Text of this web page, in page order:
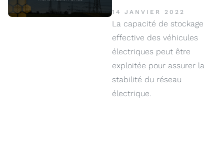
14 JANVIER 2022
La capacité de stockage
effective des véhicules
électriques peut être
exploitée pour assurer la
stabilité du réseau
électrique.